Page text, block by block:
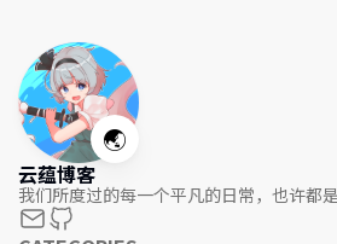
🌏
云蕴博客
我们所度过的每一个平凡的日常，也许都